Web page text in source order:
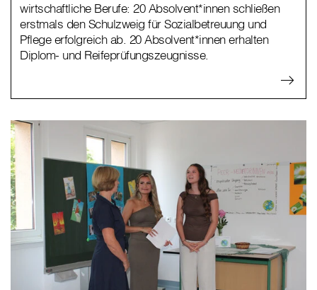
wirtschaftliche Berufe: 20 Absolvent*innen schließen
erstmals den Schulzweig für Sozialbetreuung und
Pflege erfolgreich ab. 20 Absolvent*innen erhalten
Diplom- und Reifeprüfungszeugnisse.